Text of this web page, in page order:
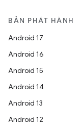
BẢN PHÁT HÀNH
Android 17
Android 16
Android 15
Android 14
Android 13
Android 12